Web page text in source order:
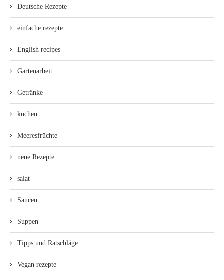
Deutsche Rezepte
einfache rezepte
English recipes
Gartenarbeit
Getränke
kuchen
Meeresfrüchte
neue Rezepte
salat
Saucen
Suppen
Tipps und Ratschläge
Vegan rezepte